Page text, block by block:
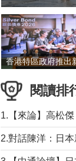
閱讀排